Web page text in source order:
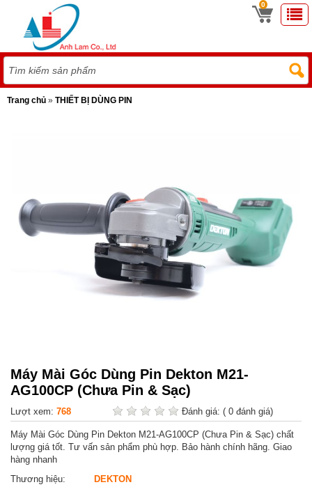
0
Trang chủ » THIẾT BỊ DÙNG PIN
Máy Mài Góc Dùng Pin Dekton M21-
AG100CP (Chưa Pin & Sạc)
Lượt xem: 768 Đánh giá: ( 0 đánh giá)
Máy Mài Góc Dùng Pin Dekton M21-AG100CP (Chưa Pin & Sạc) chất
lượng giá tốt. Tư vấn sản phẩm phù hợp. Bảo hành chính hãng. Giao
hàng nhanh
Thương hiệu:
DEKTON